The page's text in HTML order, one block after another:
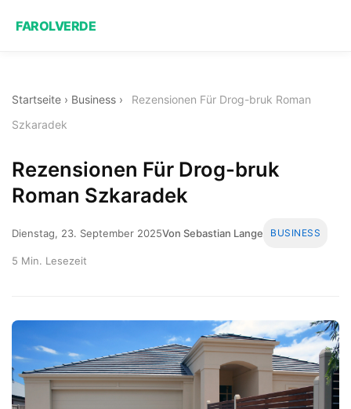
FAROLVERDE
Startseite › Business ›
Rezensionen Für Drog-bruk Roman
Szkaradek
Rezensionen Für Drog-bruk
Roman Szkaradek
Dienstag, 23. September 2025Von Sebastian Lange BUSINESS
5 Min. Lesezeit